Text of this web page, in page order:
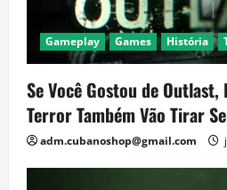
Gameplay Games História
Se Você Gostou de Outlast,
Terror Também Vão Tirar
adm.cubanoshop@gmail.com